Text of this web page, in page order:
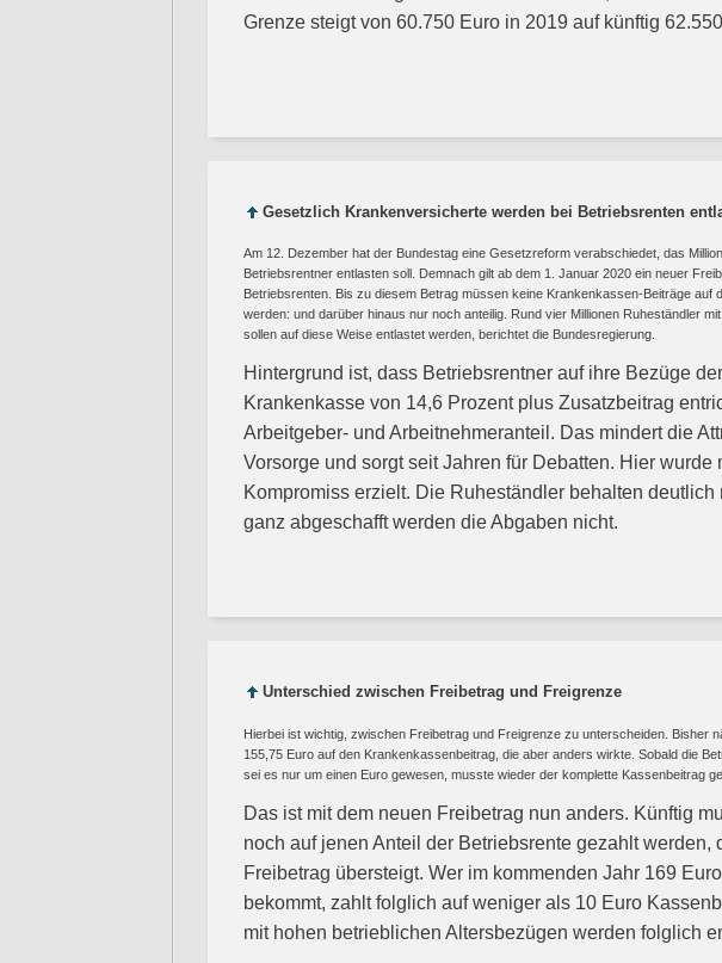
Grenze steigt von 60.750 Euro in 2019 auf künftig
Gesetzlich Krankenversicherte werden bei Betriebsrenten
Am 12. Dezember hat der Bundestag eine Gesetzreform verabschiedet, das
Betriebsrentner entlasten soll. Demnach gilt ab dem 1. Januar 2020 ein neuer
Betriebsrenten. Bis zu diesem Betrag müssen keine Krankenkassen-Beiträge auf
werden: und darüber hinaus nur noch anteilig. Rund vier Millionen Ruheständler
sollen auf diese Weise entlastet werden, berichtet die Bundesregierung.
Hintergrund ist, dass Betriebsrentner auf ihre Bezüge
Krankenkasse von 14,6 Prozent plus Zusatzbeitrag
Arbeitgeber- und Arbeitnehmeranteil. Das mindert die
Vorsorge und sorgt seit Jahren für Debatten. Hier wurde
Kompromiss erzielt. Die Ruheständler behalten
ganz abgeschafft werden die Abgaben nicht.
Unterschied zwischen Freibetrag und Freigrenze
Hierbei ist wichtig, zwischen Freibetrag und Freigrenze zu unterscheiden. Bisher
155,75 Euro auf den Krankenkassenbeitrag, die aber anders wirkte. Sobald die
sei es nur um einen Euro gewesen, musste wieder der komplette Kassenbeitrag
Das ist mit dem neuen Freibetrag nun anders. Künftig
noch auf jenen Anteil der Betriebsrente gezahlt werden,
Freibetrag übersteigt. Wer im kommenden Jahr 169
bekommt, zahlt folglich auf weniger als 10 Euro
mit hohen betrieblichen Altersbezügen werden folglich